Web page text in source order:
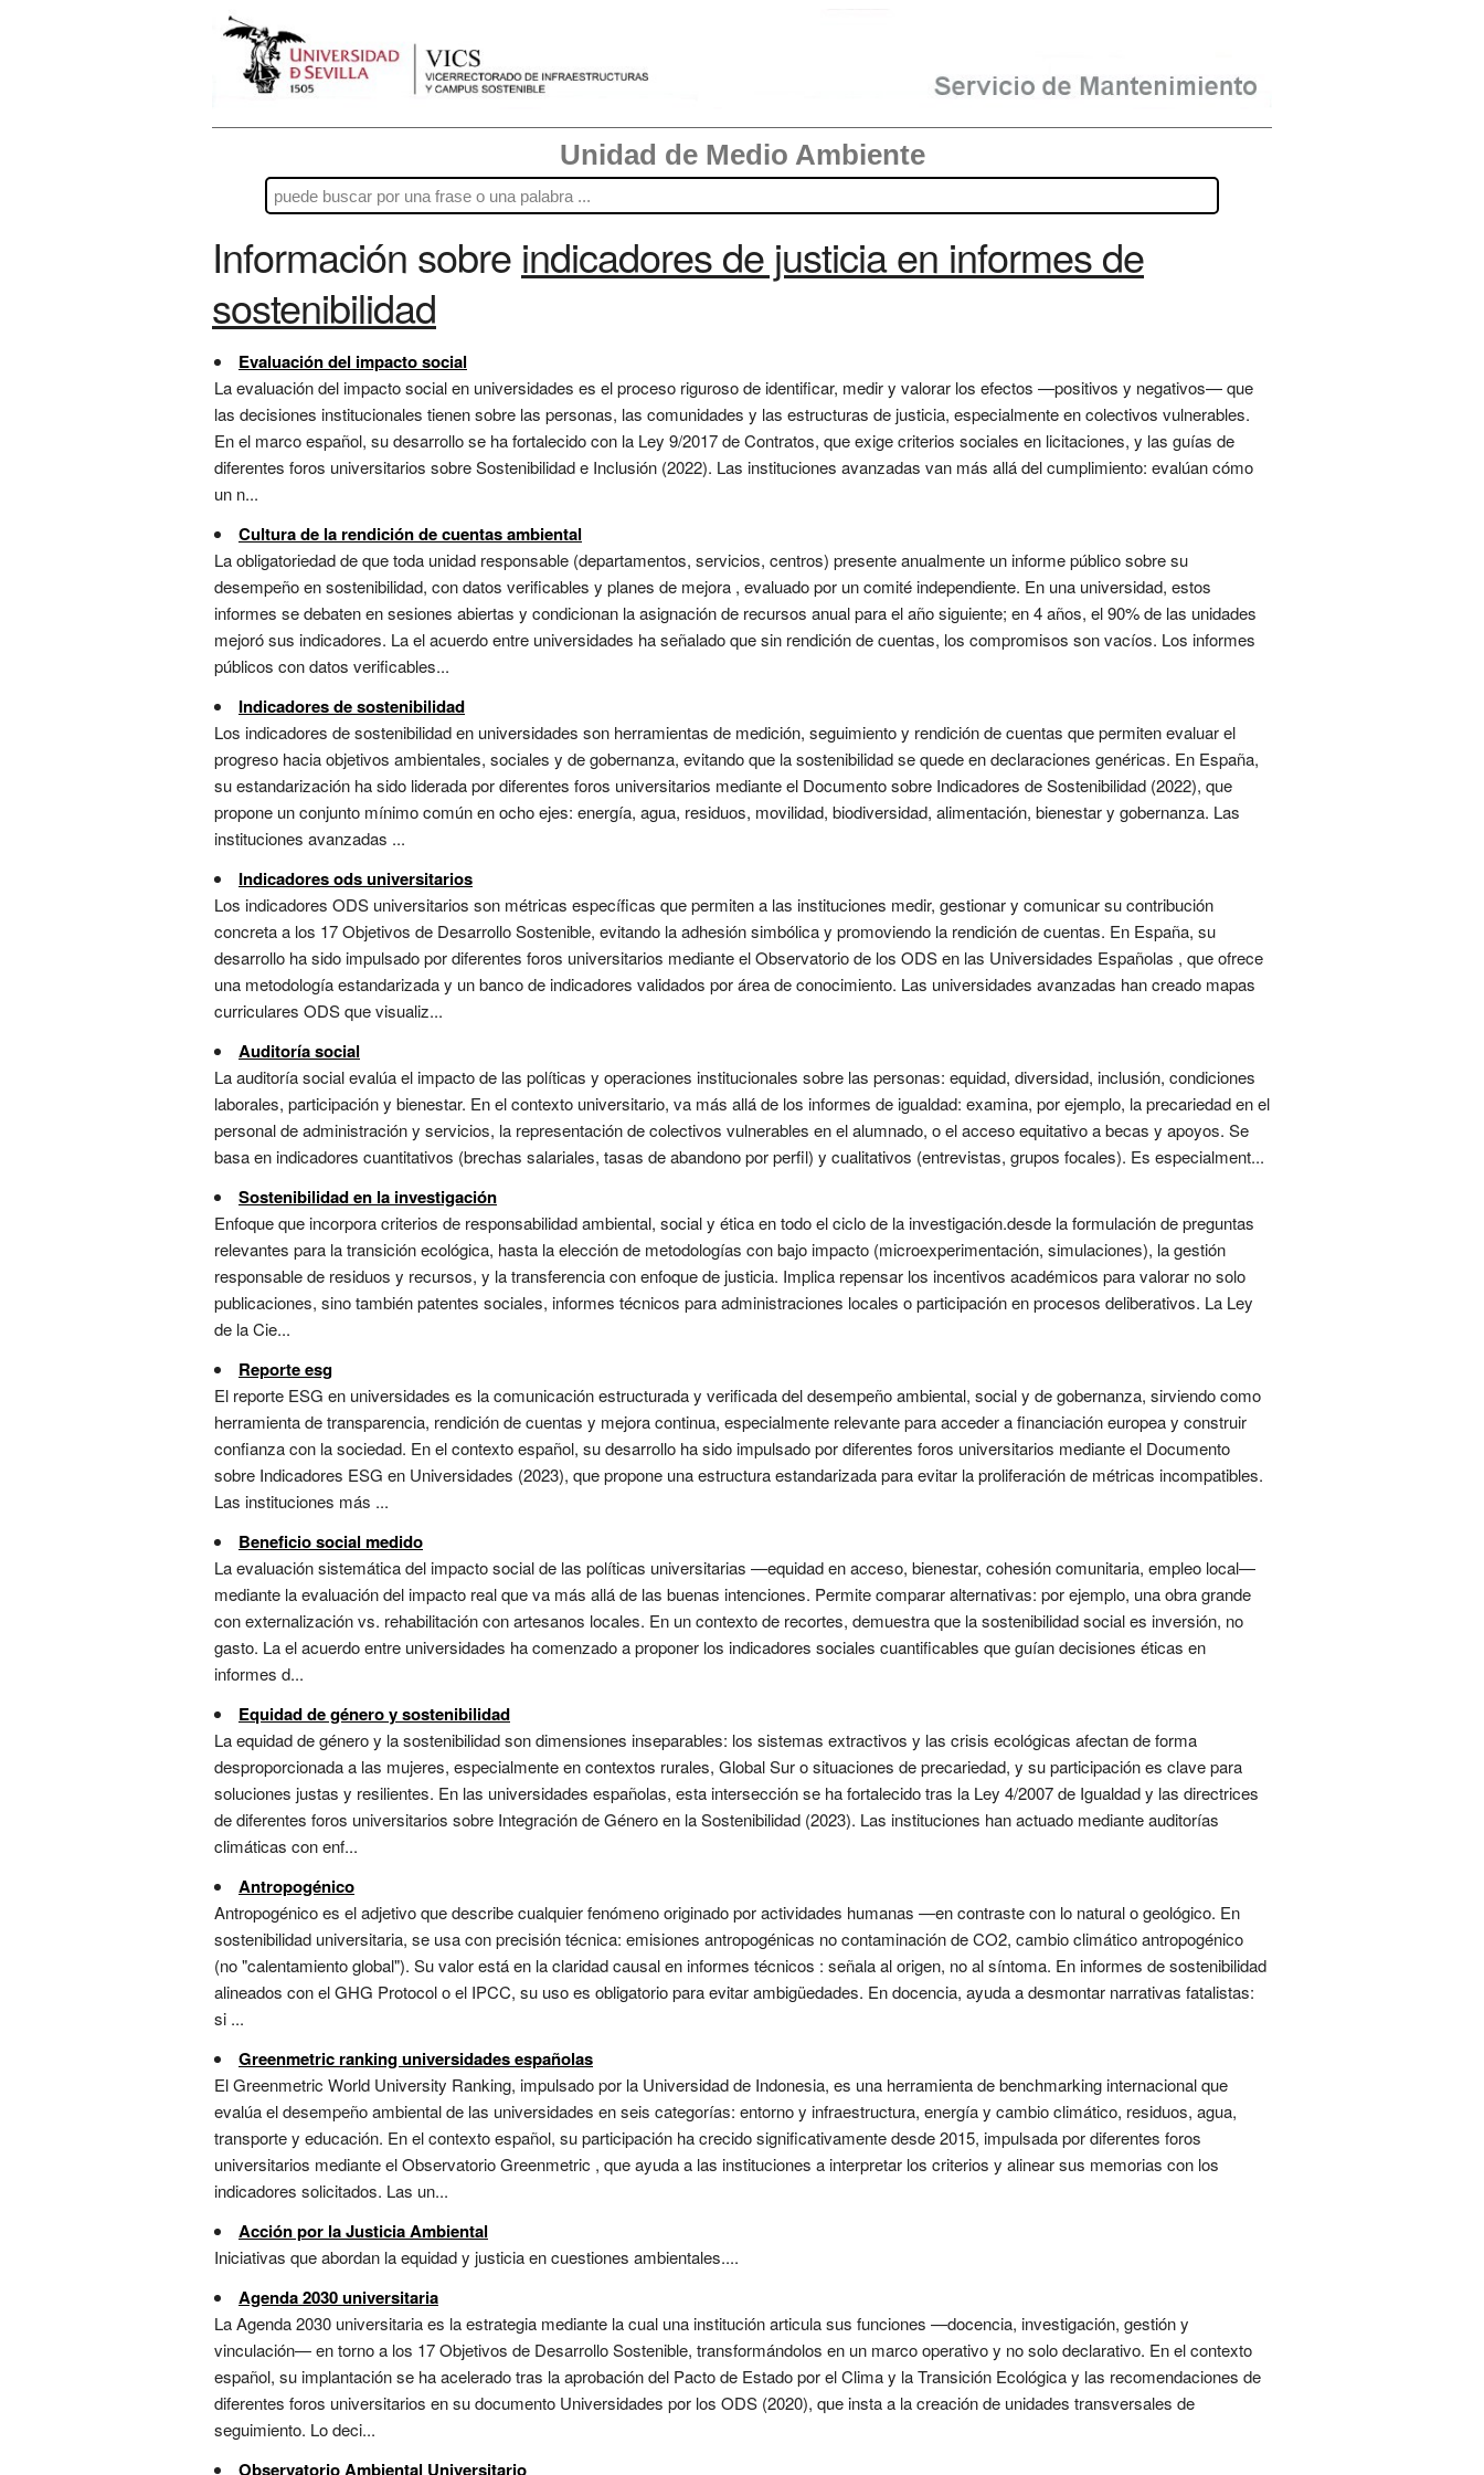
Unidad de Medio Ambiente
Información sobre indicadores de justicia en informes de
sostenibilidad
Evaluación del impacto social
La evaluación del impacto social en universidades es el proceso riguroso de identificar, medir y valorar los efectos —positivos y negativos— que
las decisiones institucionales tienen sobre las personas, las comunidades y las estructuras de justicia, especialmente en colectivos vulnerables.
En el marco español, su desarrollo se ha fortalecido con la Ley 9/2017 de Contratos, que exige criterios sociales en licitaciones, y las guías de
diferentes foros universitarios sobre Sostenibilidad e Inclusión (2022). Las instituciones avanzadas van más allá del cumplimiento: evalúan cómo
un n...
Cultura de la rendición de cuentas ambiental
La obligatoriedad de que toda unidad responsable (departamentos, servicios, centros) presente anualmente un informe público sobre su
desempeño en sostenibilidad, con datos verificables y planes de mejora , evaluado por un comité independiente. En una universidad, estos
informes se debaten en sesiones abiertas y condicionan la asignación de recursos anual para el año siguiente; en 4 años, el 90% de las unidades
mejoró sus indicadores. La el acuerdo entre universidades ha señalado que sin rendición de cuentas, los compromisos son vacíos. Los informes
públicos con datos verificables...
Indicadores de sostenibilidad
Los indicadores de sostenibilidad en universidades son herramientas de medición, seguimiento y rendición de cuentas que permiten evaluar el
progreso hacia objetivos ambientales, sociales y de gobernanza, evitando que la sostenibilidad se quede en declaraciones genéricas. En España,
su estandarización ha sido liderada por diferentes foros universitarios mediante el Documento sobre Indicadores de Sostenibilidad (2022), que
propone un conjunto mínimo común en ocho ejes: energía, agua, residuos, movilidad, biodiversidad, alimentación, bienestar y gobernanza. Las
instituciones avanzadas ...
Indicadores ods universitarios
Los indicadores ODS universitarios son métricas específicas que permiten a las instituciones medir, gestionar y comunicar su contribución
concreta a los 17 Objetivos de Desarrollo Sostenible, evitando la adhesión simbólica y promoviendo la rendición de cuentas. En España, su
desarrollo ha sido impulsado por diferentes foros universitarios mediante el Observatorio de los ODS en las Universidades Españolas , que ofrece
una metodología estandarizada y un banco de indicadores validados por área de conocimiento. Las universidades avanzadas han creado mapas
curriculares ODS que visualiz...
Auditoría social
La auditoría social evalúa el impacto de las políticas y operaciones institucionales sobre las personas: equidad, diversidad, inclusión, condiciones
laborales, participación y bienestar. En el contexto universitario, va más allá de los informes de igualdad: examina, por ejemplo, la precariedad en el
personal de administración y servicios, la representación de colectivos vulnerables en el alumnado, o el acceso equitativo a becas y apoyos. Se
basa en indicadores cuantitativos (brechas salariales, tasas de abandono por perfil) y cualitativos (entrevistas, grupos focales). Es especialment...
Sostenibilidad en la investigación
Enfoque que incorpora criterios de responsabilidad ambiental, social y ética en todo el ciclo de la investigación.desde la formulación de preguntas
relevantes para la transición ecológica, hasta la elección de metodologías con bajo impacto (microexperimentación, simulaciones), la gestión
responsable de residuos y recursos, y la transferencia con enfoque de justicia. Implica repensar los incentivos académicos para valorar no solo
publicaciones, sino también patentes sociales, informes técnicos para administraciones locales o participación en procesos deliberativos. La Ley
de la Cie...
Reporte esg
El reporte ESG en universidades es la comunicación estructurada y verificada del desempeño ambiental, social y de gobernanza, sirviendo como
herramienta de transparencia, rendición de cuentas y mejora continua, especialmente relevante para acceder a financiación europea y construir
confianza con la sociedad. En el contexto español, su desarrollo ha sido impulsado por diferentes foros universitarios mediante el Documento
sobre Indicadores ESG en Universidades (2023), que propone una estructura estandarizada para evitar la proliferación de métricas incompatibles.
Las instituciones más ...
Beneficio social medido
La evaluación sistemática del impacto social de las políticas universitarias —equidad en acceso, bienestar, cohesión comunitaria, empleo local—
mediante la evaluación del impacto real que va más allá de las buenas intenciones. Permite comparar alternativas: por ejemplo, una obra grande
con externalización vs. rehabilitación con artesanos locales. En un contexto de recortes, demuestra que la sostenibilidad social es inversión, no
gasto. La el acuerdo entre universidades ha comenzado a proponer los indicadores sociales cuantificables que guían decisiones éticas en
informes d...
Equidad de género y sostenibilidad
La equidad de género y la sostenibilidad son dimensiones inseparables: los sistemas extractivos y las crisis ecológicas afectan de forma
desproporcionada a las mujeres, especialmente en contextos rurales, Global Sur o situaciones de precariedad, y su participación es clave para
soluciones justas y resilientes. En las universidades españolas, esta intersección se ha fortalecido tras la Ley 4/2007 de Igualdad y las directrices
de diferentes foros universitarios sobre Integración de Género en la Sostenibilidad (2023). Las instituciones han actuado mediante auditorías
climáticas con enf...
Antropogénico
Antropogénico es el adjetivo que describe cualquier fenómeno originado por actividades humanas —en contraste con lo natural o geológico. En
sostenibilidad universitaria, se usa con precisión técnica: emisiones antropogénicas no contaminación de CO2, cambio climático antropogénico
(no "calentamiento global"). Su valor está en la claridad causal en informes técnicos : señala al origen, no al síntoma. En informes de sostenibilidad
alineados con el GHG Protocol o el IPCC, su uso es obligatorio para evitar ambigüedades. En docencia, ayuda a desmontar narrativas fatalistas:
si ...
Greenmetric ranking universidades españolas
El Greenmetric World University Ranking, impulsado por la Universidad de Indonesia, es una herramienta de benchmarking internacional que
evalúa el desempeño ambiental de las universidades en seis categorías: entorno y infraestructura, energía y cambio climático, residuos, agua,
transporte y educación. En el contexto español, su participación ha crecido significativamente desde 2015, impulsada por diferentes foros
universitarios mediante el Observatorio Greenmetric , que ayuda a las instituciones a interpretar los criterios y alinear sus memorias con los
indicadores solicitados. Las un...
Acción por la Justicia Ambiental
Iniciativas que abordan la equidad y justicia en cuestiones ambientales....
Agenda 2030 universitaria
La Agenda 2030 universitaria es la estrategia mediante la cual una institución articula sus funciones —docencia, investigación, gestión y
vinculación— en torno a los 17 Objetivos de Desarrollo Sostenible, transformándolos en un marco operativo y no solo declarativo. En el contexto
español, su implantación se ha acelerado tras la aprobación del Pacto de Estado por el Clima y la Transición Ecológica y las recomendaciones de
diferentes foros universitarios en su documento Universidades por los ODS (2020), que insta a la creación de unidades transversales de
seguimiento. Lo deci...
Observatorio Ambiental Universitario